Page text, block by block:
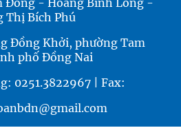
Đông - Hoàng Bình Long -
Thị Bích Phú
Đồng Khởi, phường Tam
phố Đồng Nai
0251.3822967 | Fax: